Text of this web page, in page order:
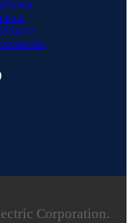
Corporation.